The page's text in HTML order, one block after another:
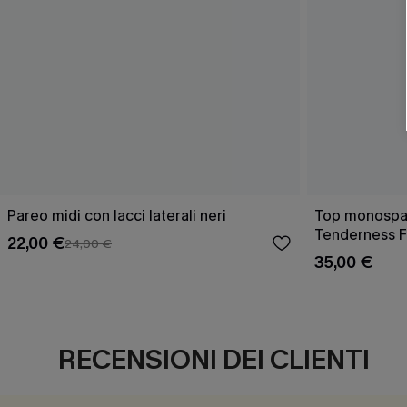
Pareo midi con lacci laterali neri
22,00 €24,00 €
Top
Tenderness
35,00 €
RECENSIONI DEI CLIENTI